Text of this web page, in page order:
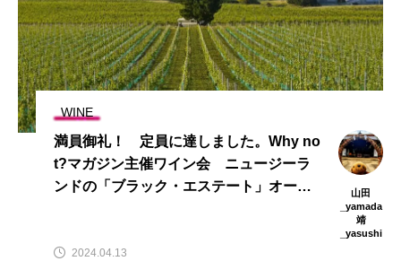
WINE
満員御礼！ 定員に達しました。Why no
t?マガジン主催ワイン会 ニュージーラ
ンドの「ブラック・エステート」オーナ
山田
_yamada
靖
_yasushi
2024.04.13